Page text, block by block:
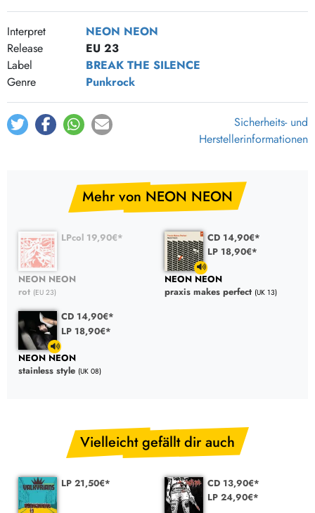
Interpret
NEON NEON
Release
EU 23
Label
BREAK THE SILENCE
Genre
Punkrock
Sicherheits- und
Herstellerinformationen
Mehr von NEON NEON
LPcol 19,90€*
NEON NEON
rot (EU 23)
CD 14,90€*
LP 18,90€*
NEON NEON
praxis makes perfect (UK 13)
CD 14,90€*
LP 18,90€*
NEON NEON
stainless style (UK 08)
Vielleicht gefällt dir auch
LP 21,50€*
CD 13,90€*
LP 24,90€*